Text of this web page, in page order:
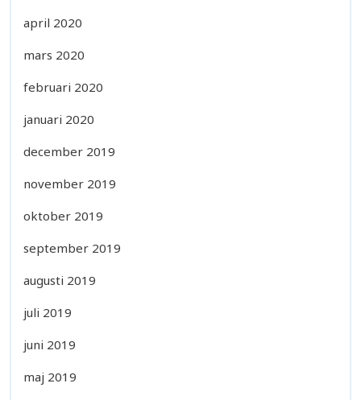
april 2020
mars 2020
februari 2020
januari 2020
december 2019
november 2019
oktober 2019
september 2019
augusti 2019
juli 2019
juni 2019
maj 2019